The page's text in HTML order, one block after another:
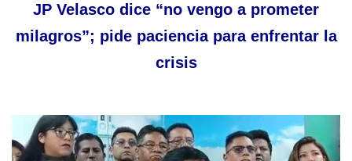
JP Velasco dice “no vengo a prometer
milagros”; pide paciencia para enfrentar la
crisis